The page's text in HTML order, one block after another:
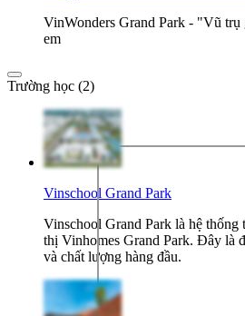
VinWonders Grand Park - "Vũ
em
Trường học (2)
Vinschool Grand Park
Vinschool Grand Park là hệ
thị Vinhomes Grand Park. Đây là
và chất lượng hàng đầu.